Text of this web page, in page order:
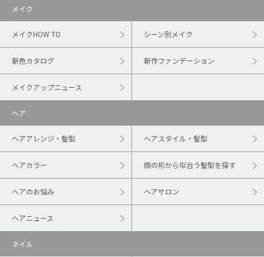
メイク
メイクHOW TO シーン別メイク
新色カタログ 新作ファンデーション
メイクアップニュース
ヘア
ヘアアレンジ・髪型 ヘアスタイル・髪型
ヘアカラー 顔の形から似合う髪型を探す
ヘアのお悩み ヘアサロン
ヘアニュース
ネイル